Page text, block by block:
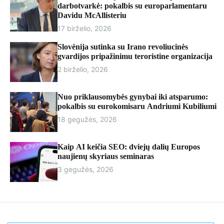
r
darbotvarkė: pokalbis su europarlamentaru
Davidu McAllisteriu
17 birželio, 2026
Slovėnija sutinka su Irano revoliucinės
gvardijos pripažinimu teroristine organizacija
2 birželio, 2026
Nuo priklausomybės gynybai iki atsparumo:
pokalbis su eurokomisaru Andriumi Kubiliumi
18 gegužės, 2026
Kaip AI keičia SEO: dviejų dalių Europos
naujienų skyriaus seminaras
3 gegužės, 2026